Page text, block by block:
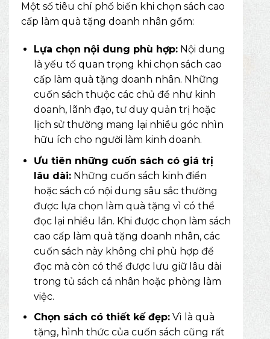
Một số tiêu chí phổ biến khi chọn sách cao
cấp làm quà tặng doanh nhân gồm:
Lựa chọn nội dung phù hợp:Nội dung
là yếu tố quan trọng khi chọn sách cao
cấp làm quà tặng doanh nhân. Những
cuốn sách thuộc các chủ đề như kinh
doanh, lãnh đạo, tư duy quản trị hoặc
lịch sử thường mang lại nhiều góc nhìn
hữu ích cho người làm kinh doanh.
Ưu tiên những cuốn sách có giá trị
lâu dài:Những cuốn sách kinh điển
hoặc sách có nội dung sâu sắc thường
được lựa chọn làm quà tặng vì có thể
đọc lại nhiều lần. Khi được chọn làm sách
cao cấp làm quà tặng doanh nhân, các
cuốn sách này không chỉ phù hợp để
đọc mà còn có thể được lưu giữ lâu dài
trong tủ sách cá nhân hoặc phòng làm
việc.
Chọn sách có thiết kế đẹp:Vì là quà
tặng, hình thức của cuốn sách cũng rất